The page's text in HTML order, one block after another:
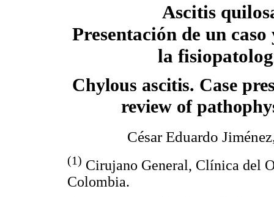
Ascitis
Presentación de un
la
Chylous ascitis. Case
review of
César Eduardo
(1) Cirujano General, Clínica del
Colombia.